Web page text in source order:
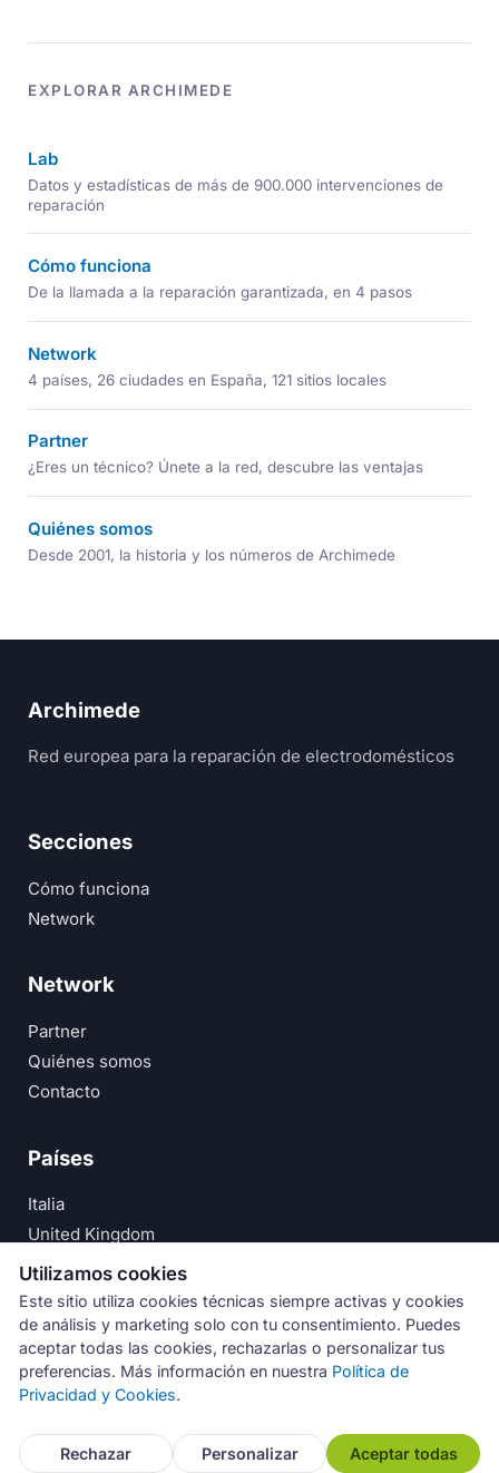
EXPLORAR ARCHIMEDE
Lab
Datos y estadísticas de más de 900.000 intervenciones de
reparación
Cómo funciona
De la llamada a la reparación garantizada, en 4 pasos
Network
4 países, 26 ciudades en España, 121 sitios locales
Partner
¿Eres un técnico? Únete a la red, descubre las ventajas
Quiénes somos
Desde 2001, la historia y los números de Archimede
Archimede
Red europea para la reparación de electrodomésticos
Secciones
Cómo funciona
Network
Network
Partner
Quiénes somos
Contacto
Países
Italia
United Kingdom
Deutschland
España
© Numeri Primi Srl — P.IVA IT11621120960 ·Aviso Legal
·Política de Privacidad
Utilizamos cookies
Este sitio utiliza cookies técnicas siempre activas y cookies
de análisis y marketing solo con tu consentimiento. Puedes
aceptar todas las cookies, rechazarlas o personalizar tus
preferencias. Más información en nuestra Política de
Privacidad y Cookies.
Rechazar Personalizar Aceptar todas